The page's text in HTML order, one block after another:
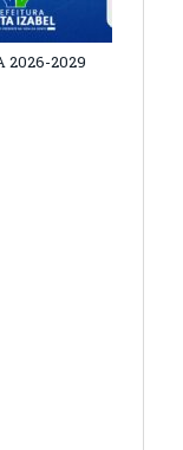
2026-2029